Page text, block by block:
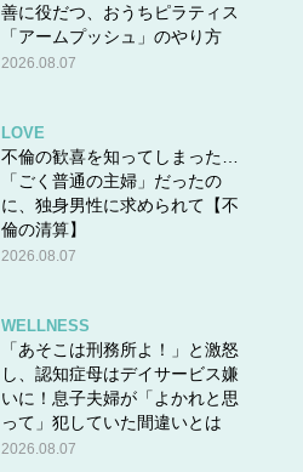
善に役だつ、おうちピラティス
「アームプッシュ」のやり方
2026.08.07
LOVE
不倫の歓喜を知ってしまった…
「ごく普通の主婦」だったの
に、独身男性に求められて【不
倫の清算】
2026.08.07
WELLNESS
「あそこは刑務所よ！」と激怒
し、認知症母はデイサービス嫌
いに！息子夫婦が「よかれと思
って」犯していた間違いとは
2026.08.07